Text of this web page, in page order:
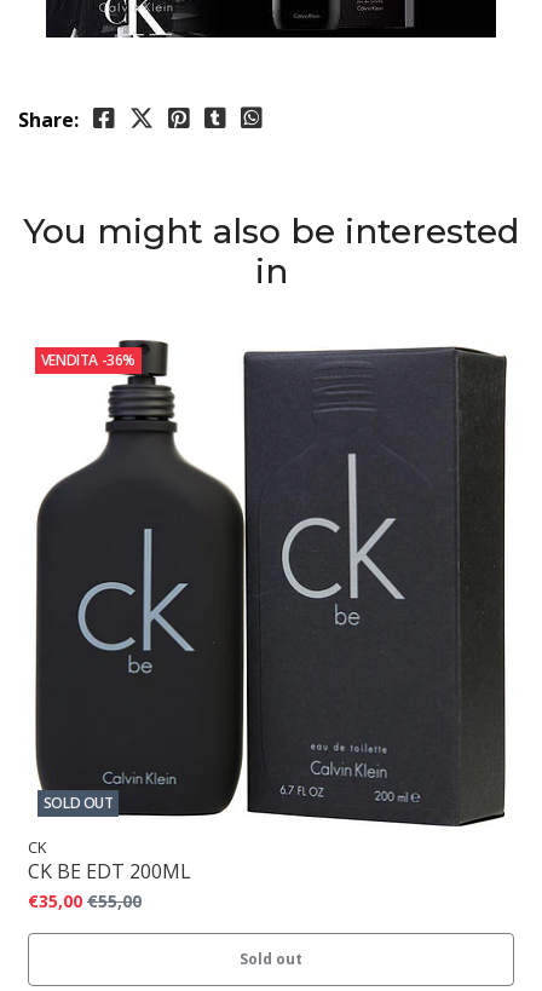
Share:
You might also be interested
in
VENDITA -36%
SOLD OUT
CK
CK BE EDT 200ML
€35,00 €55,00
Sold out